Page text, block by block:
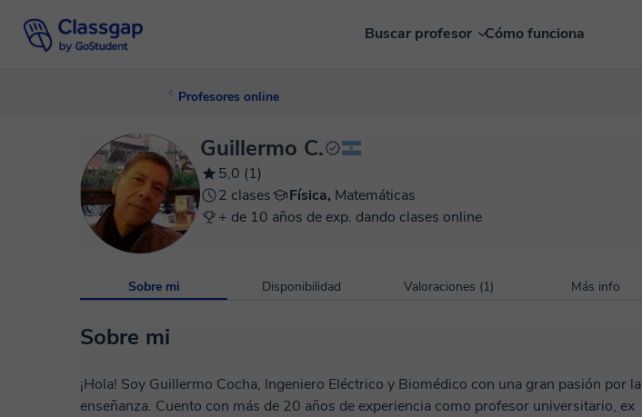
Buscar profesor Cómo funciona
Profesores online
Guillermo C.
5,0 (1)
2 clases
Física, Matemáticas
+ de 10 años de exp. dando clases online
Sobre mi Disponibilidad Valoraciones (1) Más info
Sobre mi
¡Hola! Soy Guillermo Cocha, Ingeniero Eléctrico y Biomédico con una gran pasión por la
enseñanza. Cuento con más de 20 años de experiencia como profesor universitario, ex